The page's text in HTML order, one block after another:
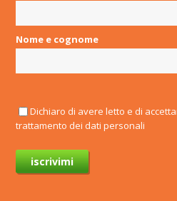
Utilizza anche cookie
di default e vengono attivati
preferenze Nega tutti
Nome e cognome
Dichiaro di avere letto e di
trattamento dei dati personali